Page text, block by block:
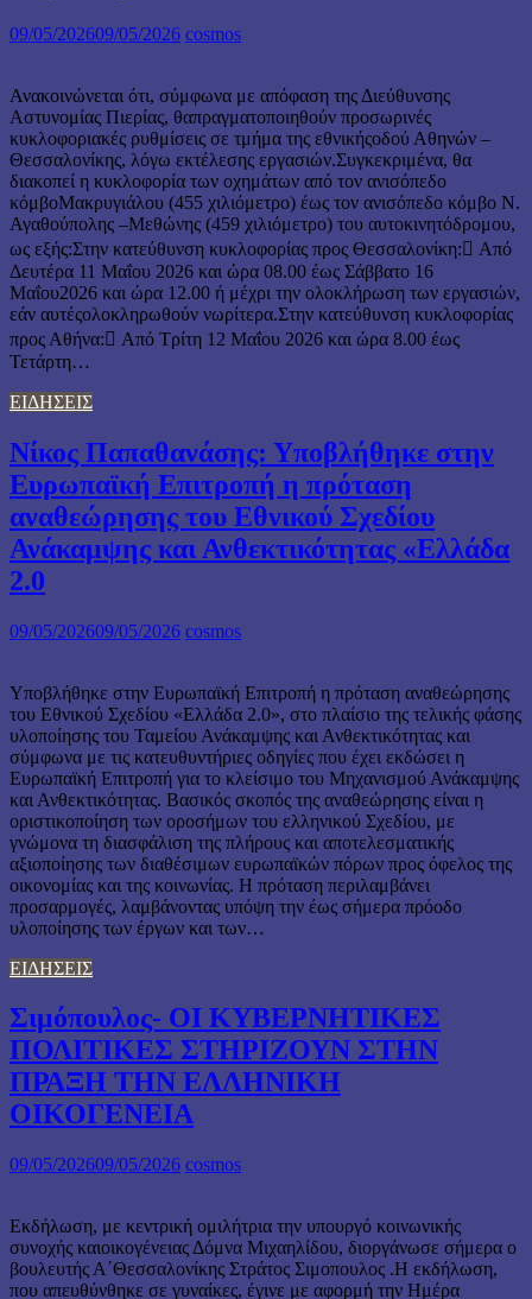
09/05/202609/05/2026 cosmos
Ανακοινώνεται ότι, σύμφωνα με απόφαση της Διεύθυνσης
Αστυνομίας Πιερίας, θαπραγματοποιηθούν προσωρινές
κυκλοφοριακές ρυθμίσεις σε τμήμα της εθνικήςοδού Αθηνών –
Θεσσαλονίκης, λόγω εκτέλεσης εργασιών.Συγκεκριμένα, θα
διακοπεί η κυκλοφορία των οχημάτων από τον ανισόπεδο
κόμβοΜακρυγιάλου (455 χιλιόμετρο) έως τον ανισόπεδο κόμβο Ν.
Αγαθούπολης –Μεθώνης (459 χιλιόμετρο) του αυτοκινητόδρομου,
ως εξής:Στην κατεύθυνση κυκλοφορίας προς Θεσσαλονίκη: Από
Δευτέρα 11 Μαΐου 2026 και ώρα 08.00 έως Σάββατο 16
Μαΐου2026 και ώρα 12.00 ή μέχρι την ολοκλήρωση των εργασιών,
εάν αυτέςολοκληρωθούν νωρίτερα.Στην κατεύθυνση κυκλοφορίας
προς Αθήνα: Από Τρίτη 12 Μαΐου 2026 και ώρα 8.00 έως
Τετάρτη…
ΕΙΔΗΣΕΙΣ
Νίκος Παπαθανάσης: Υποβλήθηκε στην
Ευρωπαϊκή Επιτροπή η πρόταση
αναθεώρησης του Εθνικού Σχεδίου
Ανάκαμψης και Ανθεκτικότητας «Ελλάδα
2.0
09/05/202609/05/2026 cosmos
Υποβλήθηκε στην Ευρωπαϊκή Επιτροπή η πρόταση αναθεώρησης
του Εθνικού Σχεδίου «Ελλάδα 2.0», στο πλαίσιο της τελικής φάσης
υλοποίησης του Ταμείου Ανάκαμψης και Ανθεκτικότητας και
σύμφωνα με τις κατευθυντήριες οδηγίες που έχει εκδώσει η
Ευρωπαϊκή Επιτροπή για το κλείσιμο του Μηχανισμού Ανάκαμψης
και Ανθεκτικότητας. Βασικός σκοπός της αναθεώρησης είναι η
οριστικοποίηση των οροσήμων του ελληνικού Σχεδίου, με
γνώμονα τη διασφάλιση της πλήρους και αποτελεσματικής
αξιοποίησης των διαθέσιμων ευρωπαϊκών πόρων προς όφελος της
οικονομίας και της κοινωνίας. Η πρόταση περιλαμβάνει
προσαρμογές, λαμβάνοντας υπόψη την έως σήμερα πρόοδο
υλοποίησης των έργων και των…
ΕΙΔΗΣΕΙΣ
Σιμόπουλος- ΟΙ ΚΥΒΕΡΝΗΤΙΚΕΣ
ΠΟΛΙΤΙΚΕΣ ΣΤΗΡΙΖΟΥΝ ΣΤΗΝ
ΠΡΑΞΗ ΤΗΝ ΕΛΛΗΝΙΚΗ
ΟΙΚΟΓΕΝΕΙΑ
09/05/202609/05/2026 cosmos
Εκδήλωση, με κεντρική ομιλήτρια την υπουργό κοινωνικής
συνοχής καιοικογένειας Δόμνα Μιχαηλίδου, διοργάνωσε σήμερα ο
βουλευτής Α΄Θεσσαλονίκης Στράτος Σιμοπουλος .Η εκδήλωση,
που απευθύνθηκε σε γυναίκες, έγινε με αφορμή την Ημέρα